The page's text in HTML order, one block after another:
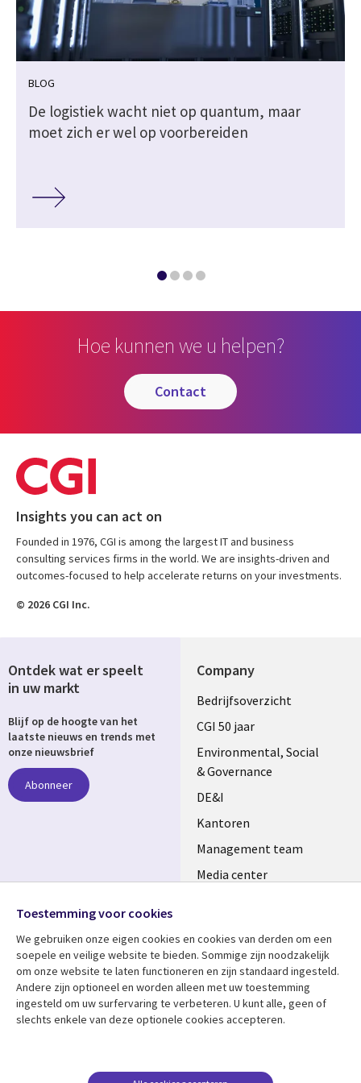
BLOG
De logistiek wacht niet op quantum, maar
moet zich er wel op voorbereiden
Hoe kunnen we u helpen?
contact
Insights you can act on
Founded in 1976, CGI is among the largest IT and business
consulting services firms in the world. We are insights-driven and
outcomes-focused to help accelerate returns on your investments.
© 2026 CGI Inc.
Company
Useful
links
NETHERLANDS
Bedrijfsoverzicht
CGI 50 jaar
Environmental, Social
& Governance
DE&I
Kantoren
Management team
Media center
Bekijk meer
Library
Artikelen
Support
Legal
Disclaimer
Cookie management
Ontdek wat er speelt
in uw markt
Blijf op de hoogte van het
laatste nieuws en trends met
onze nieuwsbrief
Abonneer
Media
NETHERLANDS
Toestemming voor cookies
We gebruiken onze eigen cookies en cookies van derden om een ​​
soepele en veilige website te bieden. Sommige zijn noodzakelijk
om onze website te laten functioneren en zijn standaard ingesteld.
Andere zijn optioneel en worden alleen met uw toestemming
ingesteld om uw surfervaring te verbeteren. U kunt alle, geen of
slechts enkele van deze optionele cookies accepteren.